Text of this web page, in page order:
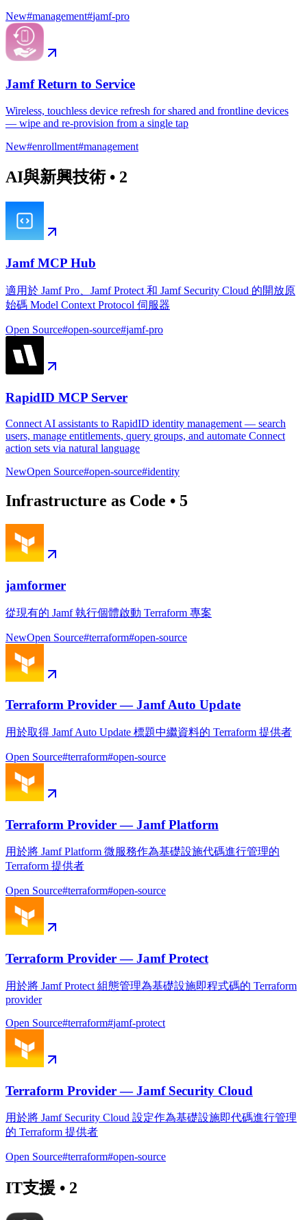
New#management#jamf-pro
Jamf Return to Service
Wireless, touchless device refresh for shared and frontline devices
— wipe and re-provision from a single tap
New#enrollment#management
AI與新興技術• 2
Jamf MCP Hub
適用於 Jamf Pro、Jamf Protect 和 Jamf Security Cloud 的開放原
始碼 Model Context Protocol 伺服器
Open Source#open-source#jamf-pro
RapidID MCP Server
Connect AI assistants to RapidID identity management — search
users, manage entitlements, query groups, and automate Connect
action sets via natural language
NewOpen Source#open-source#identity
Infrastructure as Code • 5
jamformer
從現有的 Jamf 執行個體啟動 Terraform 專案
NewOpen Source#terraform#open-source
Terraform Provider — Jamf Auto Update
用於取得 Jamf Auto Update 標題中繼資料的 Terraform 提供者
Open Source#terraform#open-source
Terraform Provider — Jamf Platform
用於將 Jamf Platform 微服務作為基礎設施代碼進行管理的
Terraform 提供者
Open Source#terraform#open-source
Terraform Provider — Jamf Protect
用於將 Jamf Protect 組態管理為基礎設施即程式碼的 Terraform
provider
Open Source#terraform#jamf-protect
Terraform Provider — Jamf Security Cloud
用於將 Jamf Security Cloud 設定作為基礎設施即代碼進行管理
的 Terraform 提供者
Open Source#terraform#open-source
IT支援 • 2